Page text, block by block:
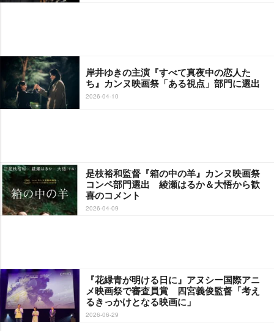
岸井ゆきの主演『すべて真夜中の恋人た
ち』カンヌ映画祭「ある視点」部門に選出
2026-04-10
是枝裕和監督『箱の中の羊』カンヌ映画祭
コンペ部門選出 綾瀬はるか＆大悟から歓
喜のコメント
2026-04-09
『花緑青が明ける日に』アヌシー国際アニ
メ映画祭で審査員賞 四宮義俊監督「考え
るきっかけとなる映画に」
2026-06-29